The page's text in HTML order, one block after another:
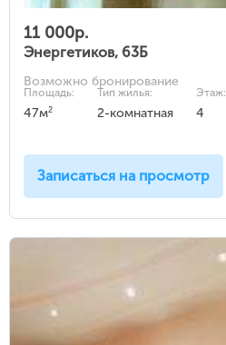
11 000р.
Энергетиков, 63Б
Возможно бронирование
Площадь:
47м2
Тип жилья:
2-комнатная
Этаж:
4
Записаться на просмотр